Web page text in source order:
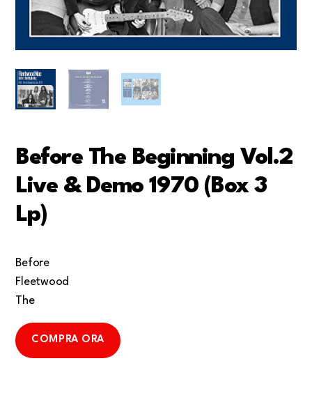
Before The Beginning Vol.2
Live & Demo 1970 (Box 3
Lp)
Before
Fleetwood
The
COMPRA ORA